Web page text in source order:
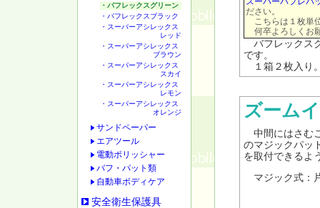
ださい。
こちらは１枚単
何卒よろしくお
バフレックス
です。
１箱２枚入り
ズーム
中間にはさむ
のマジックパッ
を取付できるよ
マジック式：
・バフレックスグリーン
・バフレックスブラック
・スーパーアシレックス
レッド
・スーパーアシレックス
ブラウン
・スーパーアシレックス
スカイ
・スーパーアシレックス
レモン
・スーパーアシレックス
オレンジ
サンドペーパー
エアツール
電動ポリッシャー
バフ・パット類
自動車ボディケア
安全衛生保護具